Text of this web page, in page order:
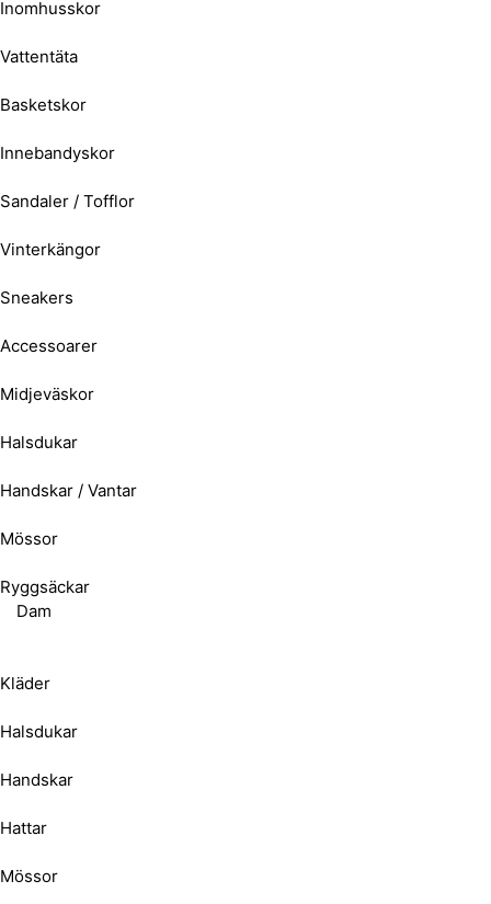
Inomhusskor
Vattentäta
Basketskor
Innebandyskor
Sandaler / Tofflor
Vinterkängor
Sneakers
Accessoarer
Midjeväskor
Halsdukar
Handskar / Vantar
Mössor
Ryggsäckar
Dam
Kläder
Halsdukar
Handskar
Hattar
Mössor